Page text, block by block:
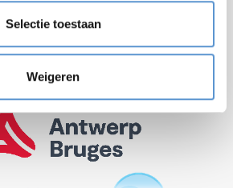
Selectie toestaan
Weigeren